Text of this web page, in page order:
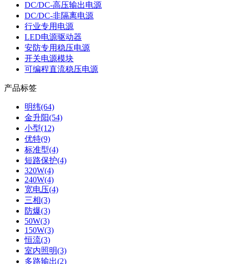
DC/DC-高压输出电源
DC/DC-非隔离电源
行业专用电源
LED电源驱动器
安防专用稳压电源
开关电源模块
可编程直流稳压电源
产品标签
明纬(64)
金升阳(54)
小型(12)
优特(9)
标准型(4)
短路保护(4)
320W(4)
240W(4)
宽电压(4)
三相(3)
防爆(3)
50W(3)
150W(3)
恒流(3)
室内照明(3)
多路输出(2)